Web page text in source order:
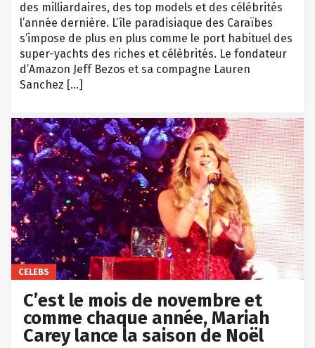
des milliardaires, des top models et des célébrités
l’année dernière. L’île paradisiaque des Caraïbes
s’impose de plus en plus comme le port habituel des
super-yachts des riches et célèbrités. Le fondateur
d’Amazon Jeff Bezos et sa compagne Lauren
Sanchez […]
CELEBS
C’est le mois de novembre et
comme chaque année, Mariah
Carey lance la saison de Noël